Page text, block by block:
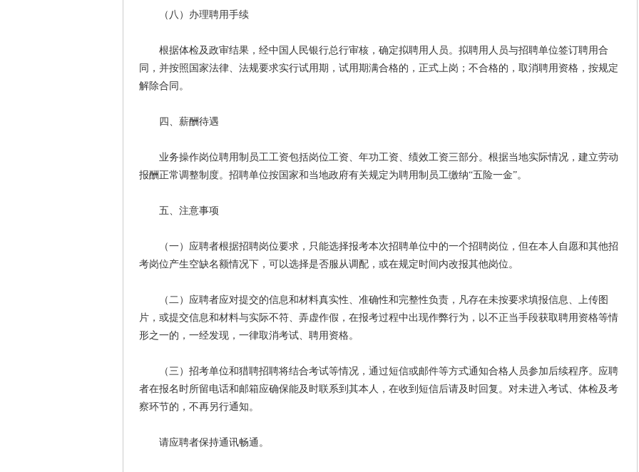
（八）办理聘用手续
根据体检及政审结果，经中国人民银行总行审核，确定拟聘用人员。拟聘用人员与招聘单位签订聘用合
同，并按照国家法律、法规要求实行试用期，试用期满合格的，正式上岗；不合格的，取消聘用资格，按规定
解除合同。
四、薪酬待遇
业务操作岗位聘用制员工工资包括岗位工资、年功工资、绩效工资三部分。根据当地实际情况，建立劳动
报酬正常调整制度。招聘单位按国家和当地政府有关规定为聘用制员工缴纳“五险一金”。
五、注意事项
（一）应聘者根据招聘岗位要求，只能选择报考本次招聘单位中的一个招聘岗位，但在本人自愿和其他招
考岗位产生空缺名额情况下，可以选择是否服从调配，或在规定时间内改报其他岗位。
（二）应聘者应对提交的信息和材料真实性、准确性和完整性负责，凡存在未按要求填报信息、上传图
片，或提交信息和材料与实际不符、弄虚作假，在报考过程中出现作弊行为，以不正当手段获取聘用资格等情
形之一的，一经发现，一律取消考试、聘用资格。
（三）招考单位和猎聘招聘将结合考试等情况，通过短信或邮件等方式通知合格人员参加后续程序。应聘
者在报名时所留电话和邮箱应确保能及时联系到其本人，在收到短信后请及时回复。对未进入考试、体检及考
察环节的，不再另行通知。
请应聘者保持通讯畅通。